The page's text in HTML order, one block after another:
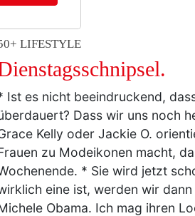
LIFESTYLE
Ist es nicht beeindruckend,
Dass wir uns noch
Kelly oder Jackie O.
zu Modeikonen macht,
* Sie wird jetzt
eine ist, werden wir
Obama. Ich mag ihren